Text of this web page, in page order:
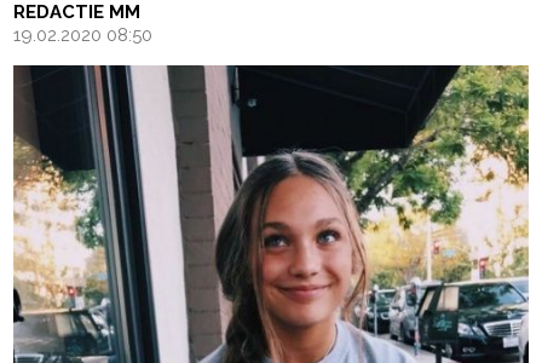
REDACTIE MM
19.02.2020 08:50